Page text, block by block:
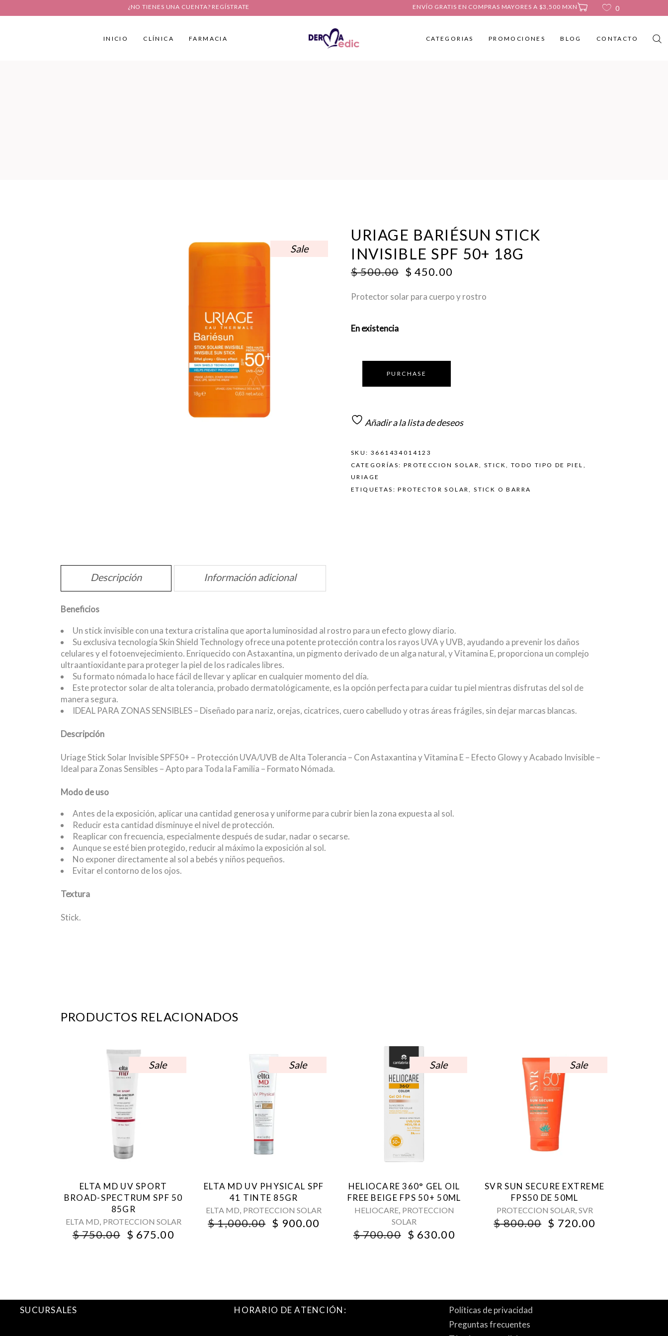
¿NO TIENES UNA CUENTA? REGÍSTRATE ENVÍO GRATIS EN COMPRAS MAYORES A $3,500 MXN
No products in the cart.
0
INICIO CLÍNICA FARMACIA CATEGORIAS PROMOCIONES BLOG CONTACTO
Sale
URIAGE BARIÉSUN STICK
INVISIBLE SPF 50+ 18G
$500.00 ORIGINAL
WAS:
$ 500.00.
$ 450.00
IS:
$ 450.00.
Protector solar para cuerpo y rostro
En existencia
PURCHASE
Añadir a la lista de deseos
SKU: 3661434014123
CATEGORÍAS: PROTECCION SOLAR,STICK, TODO TIPO DE PIEL ,
URIAGE
ETIQUETAS:PROTECTOR SOLAR,STICK O BARRA
Descripción Información adicional
Beneficios
Un stick invisible con una textura cristalina que aporta luminosidad al rostro para un efecto glowy diario.
Su exclusiva tecnología Skin Shield Technology ofrece una potente protección contra los rayos UVA y UVB, ayudando a prevenir los daños
celulares y el fotoenvejecimiento. Enriquecido con Astaxantina, un pigmento derivado de un alga natural, y Vitamina E, proporciona un complejo
ultraantioxidante para proteger la piel de los radicales libres.
Su formato nómada lo hace fácil de llevar y aplicar en cualquier momento del día.
Este protector solar de alta tolerancia, probado dermatológicamente, es la opción perfecta para cuidar tu piel mientras disfrutas del sol de
manera segura.
IDEAL PARA ZONAS SENSIBLES – Diseñado para nariz, orejas, cicatrices, cuero cabelludo y otras áreas frágiles, sin dejar marcas blancas.
Descripción
Uriage Stick Solar Invisible SPF50+ – Protección UVA/UVB de Alta Tolerancia – Con Astaxantina y Vitamina E – Efecto Glowy y Acabado Invisible –
Ideal para Zonas Sensibles – Apto para Toda la Familia – Formato Nómada.
Modo de uso
Antes de la exposición, aplicar una cantidad generosa y uniforme para cubrir bien la zona expuesta al sol.
Reducir esta cantidad disminuye el nivel de protección.
Reaplicar con frecuencia, especialmente después de sudar, nadar o secarse.
Aunque se esté bien protegido, reducir al máximo la exposición al sol.
No exponer directamente al sol a bebés y niños pequeños.
Evitar el contorno de los ojos.
Textura
Stick.
PRODUCTOS RELACIONADOS
Sale
ELTA MD UV SPORT
BROAD-SPECTRUM SPF 50
85GR
ELTA MD, PROTECCION SOLAR
$750.00 ORIGINAL
PRICE
$ 675.00
Sale
ELTA MD UV PHYSICAL SPF
41 TINTE 85GR
ELTA MD, PROTECCION SOLAR
$1,000.00 ORIGINAL
PRICE
$ 900.00
Sale
HELIOCARE 360° GEL OIL
FREE BEIGE FPS 50+ 50ML
HELIOCARE, PROTECCION
SOLAR
$700.00 ORIGINAL
PRICE
$ 630.00
Sale
SVR SUN SECURE EXTREME
FPS50 DE 50ML
PROTECCION SOLAR, SVR
$800.00 ORIGINAL
PRICE
$ 720.00
SUCURSALES HORARIO DE ATENCIÓN:
Políticas de privacidad
Preguntas frecuentes